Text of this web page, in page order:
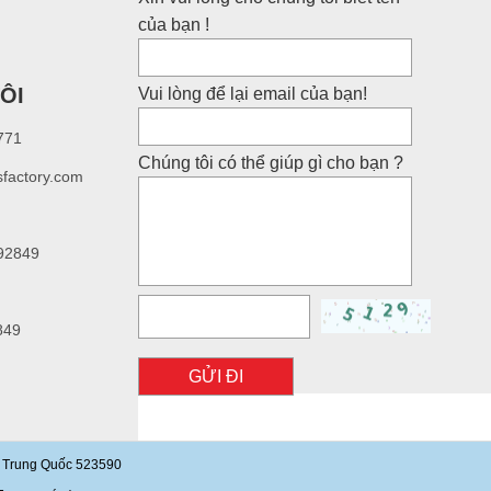
của bạn !
Vui lòng để lại email của bạn!
Chúng tôi có thể giúp gì cho bạn ?
GỬI ĐI
Quốc 523590